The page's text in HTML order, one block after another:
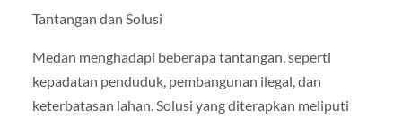
Tantangan dan Solusi
Medan menghadapi beberapa tantangan, seperti
kepadatan penduduk, pembangunan ilegal, dan
keterbatasan lahan. Solusi yang diterapkan meliputi